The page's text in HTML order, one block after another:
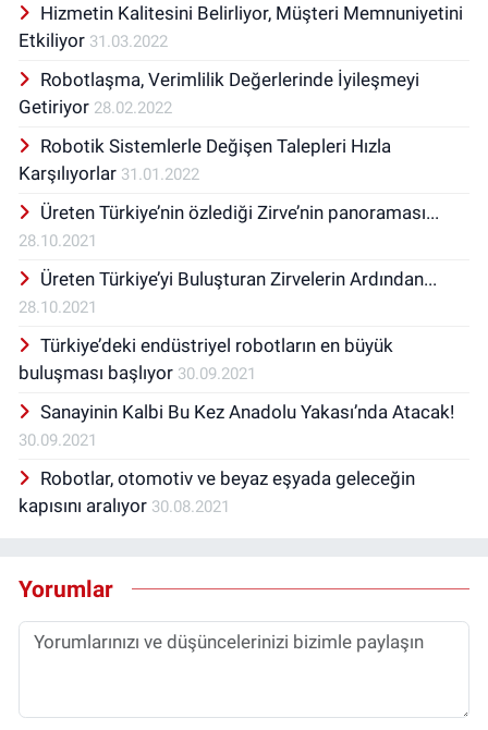
Hizmetin Kalitesini Belirliyor, Müşteri Memnuniyetini
Etkiliyor 31.03.2022
Robotlaşma, Verimlilik Değerlerinde İyileşmeyi
Getiriyor 28.02.2022
Robotik Sistemlerle Değişen Talepleri Hızla
Karşılıyorlar 31.01.2022
Üreten Türkiye’nin özlediği Zirve’nin panoraması...
28.10.2021
Üreten Türkiye’yi Buluşturan Zirvelerin Ardından...
28.10.2021
Türkiye’deki endüstriyel robotların en büyük
buluşması başlıyor 30.09.2021
Sanayinin Kalbi Bu Kez Anadolu Yakası’nda Atacak!
30.09.2021
Robotlar, otomotiv ve beyaz eşyada geleceğin
kapısını aralıyor 30.08.2021
Yorumlar